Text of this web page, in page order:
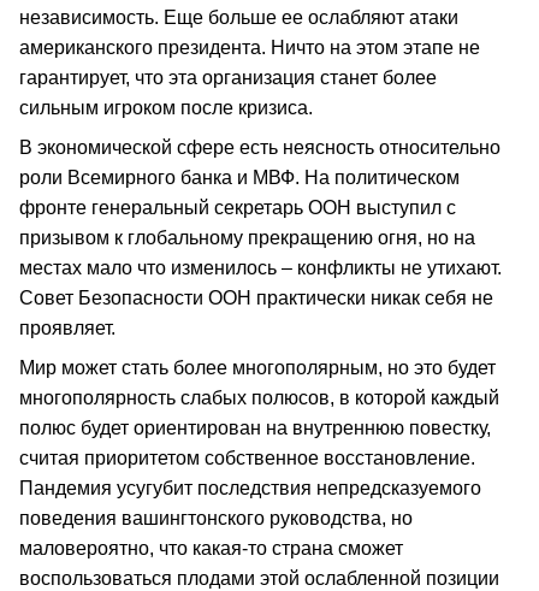
независимость. Еще больше ее ослабляют атаки
американского президента. Ничто на этом этапе не
гарантирует, что эта организация станет более
сильным игроком после кризиса.
В экономической сфере есть неясность относительно
роли Всемирного банка и МВФ. На политическом
фронте генеральный секретарь ООН выступил с
призывом к глобальному прекращению огня, но на
местах мало что изменилось – конфликты не утихают.
Совет Безопасности ООН практически никак себя не
проявляет.
Мир может стать более многополярным, но это будет
многополярность слабых полюсов, в которой каждый
полюс будет ориентирован на внутреннюю повестку,
считая приоритетом собственное восстановление.
Пандемия усугубит последствия непредсказуемого
поведения вашингтонского руководства, но
маловероятно, что какая-то страна сможет
воспользоваться плодами этой ослабленной позиции